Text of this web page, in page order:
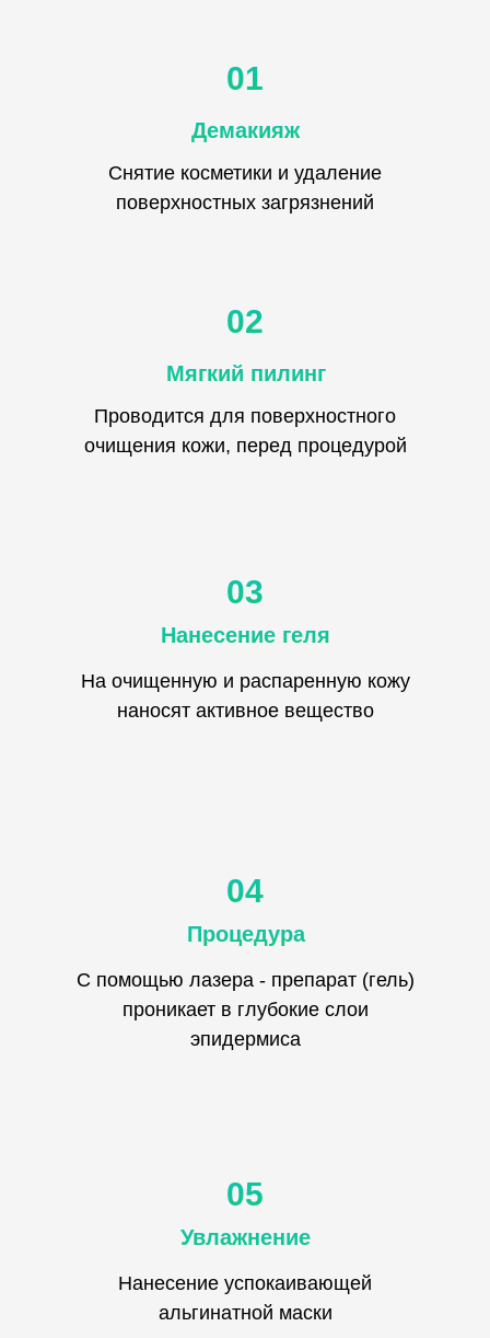
01
Снятие косметики и удаление
поверхностных загрязнений
02
Проводится для поверхностного
очищения кожи, перед процедурой
03
На очищенную и распаренную кожу
наносят активное вещество
04
С помощью лазера - препарат (гель)
проникает в глубокие слои
эпидермиса
Процедура
Демакияж
Мягкий пилинг
Нанесение геля
05
Нанесение успокаивающей
альгинатной маски
Увлажнение